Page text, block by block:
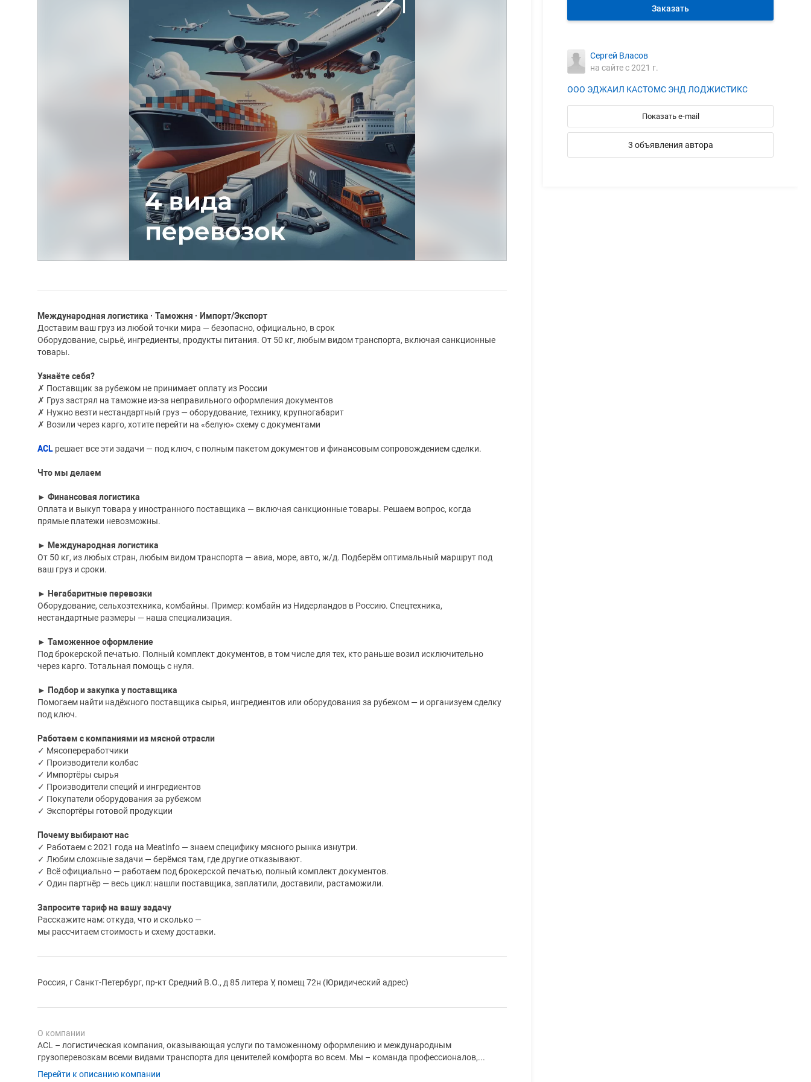
Международная логистика · Таможня · Импорт/Экспорт
Доставим ваш груз из любой точки мира — безопасно, официально, в срок
Оборудование, сырьё, ингредиенты, продукты питания. От 50 кг, любым видом транспорта, включая санкционные
товары.
Узнаёте себя?
✗ Поставщик за рубежом не принимает оплату из России
✗ Груз застрял на таможне из-за неправильного оформления документов
✗ Нужно везти нестандартный груз — оборудование, технику, крупногабарит
✗ Возили через карго, хотите перейти на «белую» схему с документами
ACL решает все эти задачи — под ключ, с полным пакетом документов и финансовым сопровождением сделки.
Что мы делаем
► Финансовая логистика
Оплата и выкуп товара у иностранного поставщика — включая санкционные товары. Решаем вопрос, когда
прямые платежи невозможны.
► Международная логистика
От 50 кг, из любых стран, любым видом транспорта — авиа, море, авто, ж/д. Подберём оптимальный маршрут под
ваш груз и сроки.
► Негабаритные перевозки
Оборудование, сельхозтехника, комбайны. Пример: комбайн из Нидерландов в Россию. Спецтехника,
нестандартные размеры — наша специализация.
► Таможенное оформление
Под брокерской печатью. Полный комплект документов, в том числе для тех, кто раньше возил исключительно
через карго. Тотальная помощь с нуля.
► Подбор и закупка у поставщика
Помогаем найти надёжного поставщика сырья, ингредиентов или оборудования за рубежом — и организуем сделку
под ключ.
Работаем с компаниями из мясной отрасли
✓ Мясопереработчики
✓ Производители колбас
✓ Импортёры сырья
✓ Производители специй и ингредиентов
✓ Покупатели оборудования за рубежом
✓ Экспортёры готовой продукции
Почему выбирают нас
✓ Работаем с 2021 года на Meatinfo — знаем специфику мясного рынка изнутри.
✓ Любим сложные задачи — берёмся там, где другие отказывают.
✓ Всё официально — работаем под брокерской печатью, полный комплект документов.
✓ Один партнёр — весь цикл: нашли поставщика, заплатили, доставили, растаможили.
Запросите тариф на вашу задачу
Расскажите нам: откуда, что и сколько —
мы рассчитаем стоимость и схему доставки.
Россия, г Санкт-Петербург, пр-кт Средний В.О., д 85 литера У, помещ 72н (Юридический адрес)
О компании
ACL – логистическая компания, оказывающая услуги по таможенному оформлению и международным
грузоперевозкам всеми видами транспорта для ценителей комфорта во всем. Мы – команда профессионалов,...
Перейти к описанию компании
Заказать
Сергей Власов
на сайте с 2021 г.
ООО ЭДЖАИЛ КАСТОМС ЭНД ЛОДЖИСТИКС
Показать e-mail
3 объявления автора